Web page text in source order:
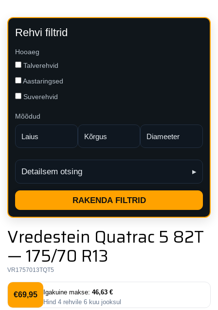
Rehvi filtrid
Hooaeg
Talverehvid
Aastaringsed
Suverehvid
Mõõdud
Detailsem otsing
RAKENDA FILTRID
Vredestein Quatrac 5 82T
— 175/70 R13
VR1757013TQT5
€69,95 Igakuine makse: 46,63 €
Hind 4 rehvile 6 kuu jooksul